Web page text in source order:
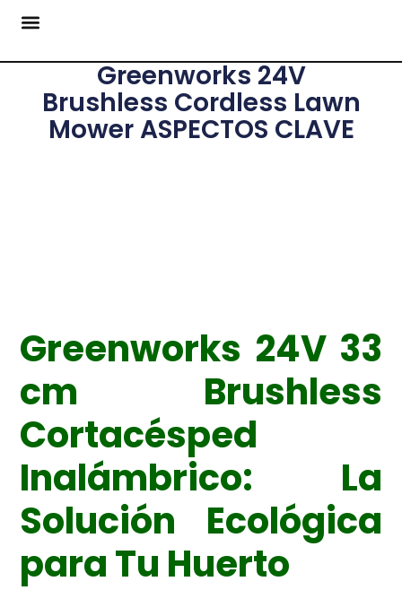
Greenworks 24V
Brushless Cordless Lawn
Mower ASPECTOS CLAVE
Greenworks 24V 33
cm Brushless
Cortacésped
Inalámbrico: La
Solución Ecológica
para Tu Huerto